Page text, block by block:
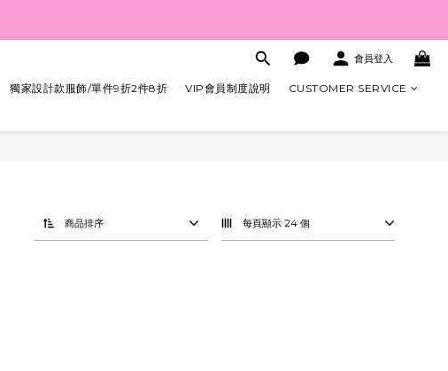
會員登入
獨家設計款服飾/單件9折2件8折 VIP會員制度說明 CUSTOMER SERVICE
商品排序 每頁顯示 24 個